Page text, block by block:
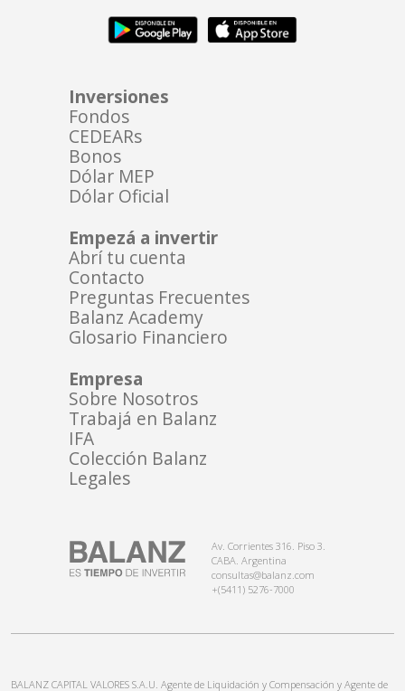
Av. Corrientes 316. Piso 3.
CABA. Argentina
consultas@balanz.com
+(5411) 5276-7000
Inversiones
Fondos
CEDEARs
Bonos
Dólar MEP
Dólar Oficial
Empezá a invertir
Abrí tu cuenta
Contacto
Preguntas Frecuentes
Balanz Academy
Glosario Financiero
Empresa
Sobre Nosotros
Trabajá en Balanz
IFA
Colección Balanz
Legales
BALANZ CAPITAL VALORES S.A.U. Agente de Liquidación y Compensación y Agente de